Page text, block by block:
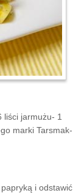
jarmużu- 1
marki Tarsmak-
i odstawić